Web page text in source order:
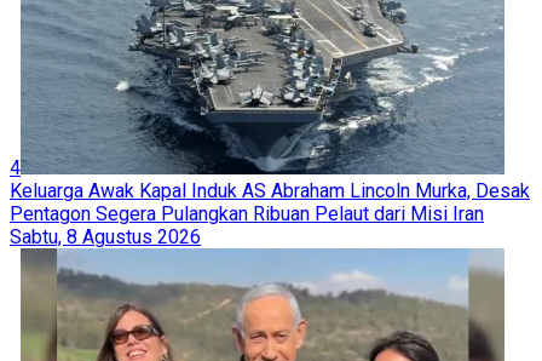
4
Keluarga Awak Kapal Induk AS Abraham Lincoln Murka, Desak
Pentagon Segera Pulangkan Ribuan Pelaut dari Misi Iran
Sabtu, 8 Agustus 2026